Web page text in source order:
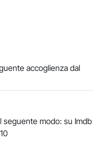
accoglienza dal
seguente modo: su Imdb